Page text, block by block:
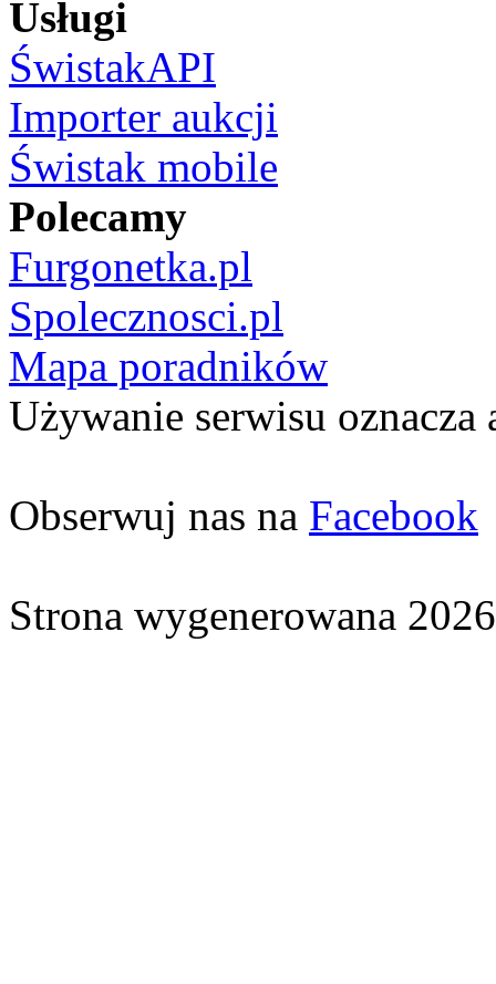
Usługi
ŚwistakAPI
Importer aukcji
Świstak mobile
Polecamy
Furgonetka.pl
Spolecznosci.pl
Mapa poradników
Używanie serwisu oznacza
Obserwuj nas na Facebook
Strona wygenerowana